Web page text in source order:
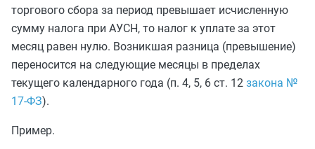
торгового сбора за период превышает исчисленную
сумму налога при АУСН, то налог к уплате за этот
месяц равен нулю. Возникшая разница (превышение)
переносится на следующие месяцы в пределах
текущего календарного года (п. 4, 5, 6 ст. 12 закона №
17-ФЗ).
Пример.